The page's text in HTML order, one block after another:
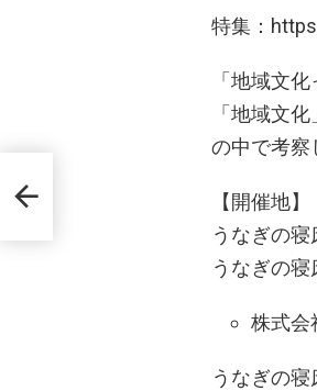
特集：
「地域文
「地域文
の中で考察
【開催地】
うなぎの寝
うなぎの寝
株式会
うなぎの